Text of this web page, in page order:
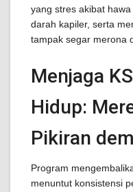
yang stres akibat
darah kapiler, serta
tampak segar merona
Menjaga
Hidup:
Pikiran
Program
menuntut konsistensi